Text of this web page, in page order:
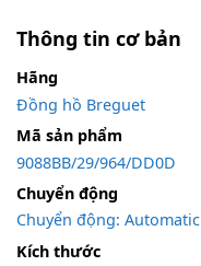
Thông tin cơ bản
Hãng
Đồng hồ Breguet
Mã sản phẩm
9088BB/29/964/DD0D
Chuyển động
Chuyển động: Automatic
Kích thước